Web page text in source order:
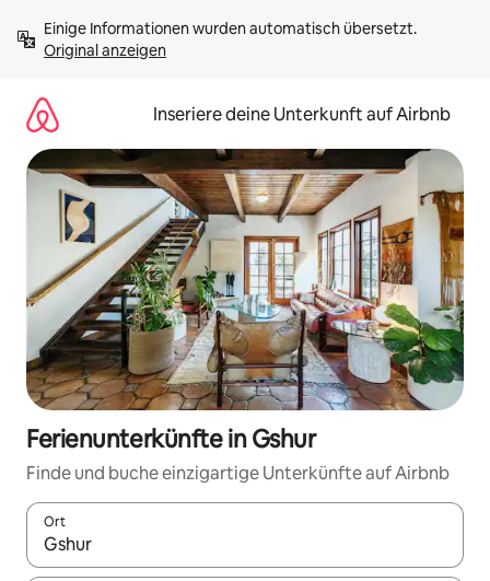
Inhalten
springenOriginal anzeigen
Inseriere deine Unterkunft auf Airbnb
Ferienunterkünfte in Gshur
Finde und buche einzigartige Unterkünfte auf Airbnb
Ort
Wenn Ergebnisse verfügbar sind, navigiere mit den